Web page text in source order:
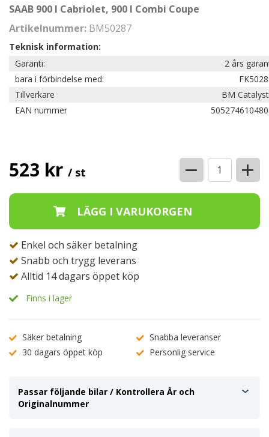
SAAB 900 I Cabriolet, 900 I Combi Coupe
Artikelnummer: BM50287
Teknisk information:
Garanti:
2 års
bara i förbindelse med:
Tillverkare
BM
EAN nummer
523 kr / st − +
Enkel och säker betalning
Snabb och trygg leverans
Alltid 14 dagars öppet köp
Finns i lager
Säker betalning
Snabba leveranser
30 dagars öppet köp
Personlig service
Passar följande bilar / Kontrollera År och
Originalnummer